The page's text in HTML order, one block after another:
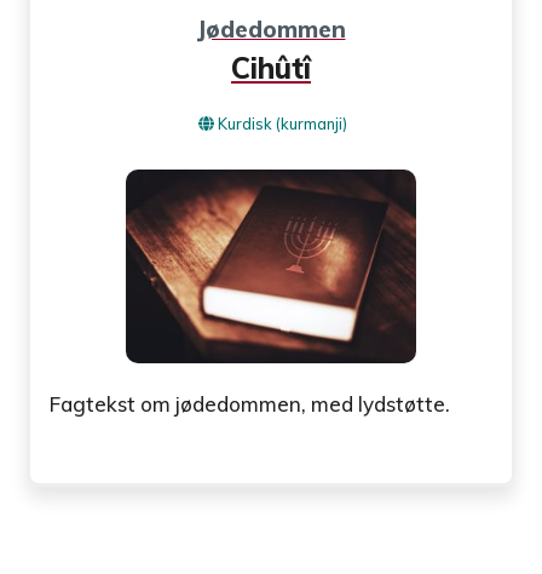
Jødedommen
Cihûtî
Kurdisk (kurmanji)
Fagtekst om jødedommen, med lydstøtte.